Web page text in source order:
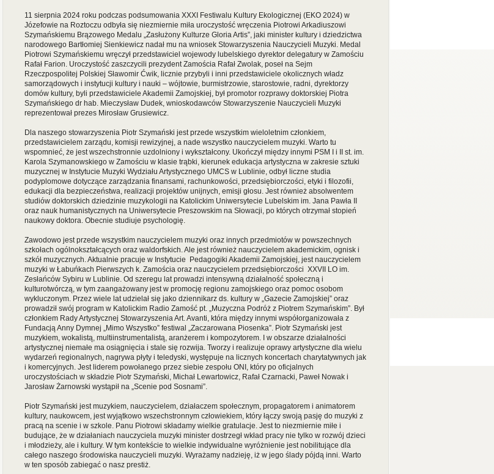
11 sierpnia 2024 roku podczas podsumowania XXXI Festiwalu Kultury Ekologicznej (EKO 2024) w
Józefowie na Roztoczu odbyła się niezmiernie miła uroczystość wręczenia Piotrowi Arkadiuszowi
Szymańskiemu Brązowego Medalu „Zasłużony Kulturze Gloria Artis”, jaki minister kultury i dziedzictwa
narodowego Bartłomiej Sienkiewicz nadał mu na wniosek Stowarzyszenia Nauczycieli Muzyki. Medal
Piotrowi Szymańskiemu wręczył przedstawiciel wojewody lubelskiego dyrektor delegatury w Zamościu
Rafał Farion. Uroczystość zaszczycili prezydent Zamościa Rafał Zwolak, poseł na Sejm
Rzeczpospolitej Polskiej Sławomir Ćwik, licznie przybyli i inni przedstawiciele okolicznych władz
samorządowych i instytucji kultury i nauki – wójtowie, burmistrzowie, starostowie, radni, dyrektorzy
domów kultury, byli przedstawiciele Akademii Zamojskiej, był promotor rozprawy doktorskiej Piotra
Szymańskiego dr hab. Mieczysław Dudek, wnioskodawców Stowarzyszenie Nauczycieli Muzyki
reprezentował prezes Mirosław Grusiewicz.
Dla naszego stowarzyszenia Piotr Szymański jest przede wszystkim wieloletnim członkiem,
przedstawicielem zarządu, komisji rewizyjnej, a nade wszystko nauczycielem muzyki. Warto tu
wspomnieć, że jest wszechstronnie uzdolniony i wykształcony. Ukończył między innymi PSM I i II st. im.
Karola Szymanowskiego w Zamościu w klasie trąbki, kierunek edukacja artystyczna w zakresie sztuki
muzycznej w Instytucie Muzyki Wydziału Artystycznego UMCS w Lublinie, odbył liczne studia
podyplomowe dotyczące zarządzania finansami, rachunkowości, przedsiębiorczości, etyki i filozofii,
edukacji dla bezpieczeństwa, realizacji projektów unijnych, emisji głosu. Jest również absolwentem
studiów doktorskich dziedzinie muzykologii na Katolickim Uniwersytecie Lubelskim im. Jana Pawła II
oraz nauk humanistycznych na Uniwersytecie Preszowskim na Słowacji, po których otrzymał stopień
naukowy doktora. Obecnie studiuje psychologię.
Zawodowo jest przede wszystkim nauczycielem muzyki oraz innych przedmiotów w powszechnych
szkołach ogólnokształcących oraz waldorfskich. Ale jest również nauczycielem akademickim, ognisk i
szkół muzycznych. Aktualnie pracuje w Instytucie Pedagogiki Akademii Zamojskiej, jest nauczycielem
muzyki w Łabuńkach Pierwszych k. Zamościa oraz nauczycielem przedsiębiorczości XXVII LO im.
Zesłańców Sybiru w Lublinie. Od szeregu lat prowadzi intensywną działalność społeczną i
kulturotwórczą, w tym zaangażowany jest w promocję regionu zamojskiego oraz pomoc osobom
wykluczonym. Przez wiele lat udzielał się jako dziennikarz ds. kultury w „Gazecie Zamojskiej” oraz
prowadził swój program w Katolickim Radio Zamość pt. „Muzyczna Podróż z Piotrem Szymańskim”. Był
członkiem Rady Artystycznej Stowarzyszenia Art. Avanti, która między innymi współorganizowała z
Fundacją Anny Dymnej „Mimo Wszystko” festiwal „Zaczarowana Piosenka”. Piotr Szymański jest
muzykiem, wokalistą, multiinstrumentalistą, aranżerem i kompozytorem. I w obszarze działalności
artystycznej niemałe ma osiągnięcia i stale się rozwija. Tworzy i realizuje oprawy artystyczne dla wielu
wydarzeń regionalnych, nagrywa płyty i teledyski, występuje na licznych koncertach charytatywnych jak
i komercyjnych. Jest liderem powołanego przez siebie zespołu ONI, który po oficjalnych
uroczystościach w składzie Piotr Szymański, Michał Lewartowicz, Rafał Czarnacki, Paweł Nowak i
Jarosław Żarnowski wystąpił na „Scenie pod Sosnami”.
Piotr Szymański jest muzykiem, nauczycielem, działaczem społecznym, propagatorem i animatorem
kultury, naukowcem, jest wyjątkowo wszechstronnym człowiekiem, który łączy swoją pasję do muzyki z
pracą na scenie i w szkole. Panu Piotrowi składamy wielkie gratulacje. Jest to niezmiernie miłe i
budujące, że w działaniach nauczyciela muzyki minister dostrzegł wkład pracy nie tylko w rozwój dzieci
i młodzieży, ale i kultury. W tym kontekście to wielkie indywidualne wyróżnienie jest nobilitujące dla
całego naszego środowiska nauczycieli muzyki. Wyrażamy nadzieję, iż w jego ślady pójdą inni. Warto
w ten sposób zabiegać o nasz prestiż.